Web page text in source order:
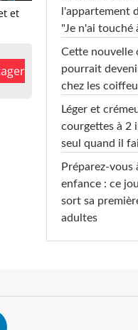
et
l'appartement
"Je n'ai touché
Cette nouvelle
pourrait
chez les
Léger et
courgettes à 2
seul quand il
Préparez-vous
enfance : ce
sort sa
adultes